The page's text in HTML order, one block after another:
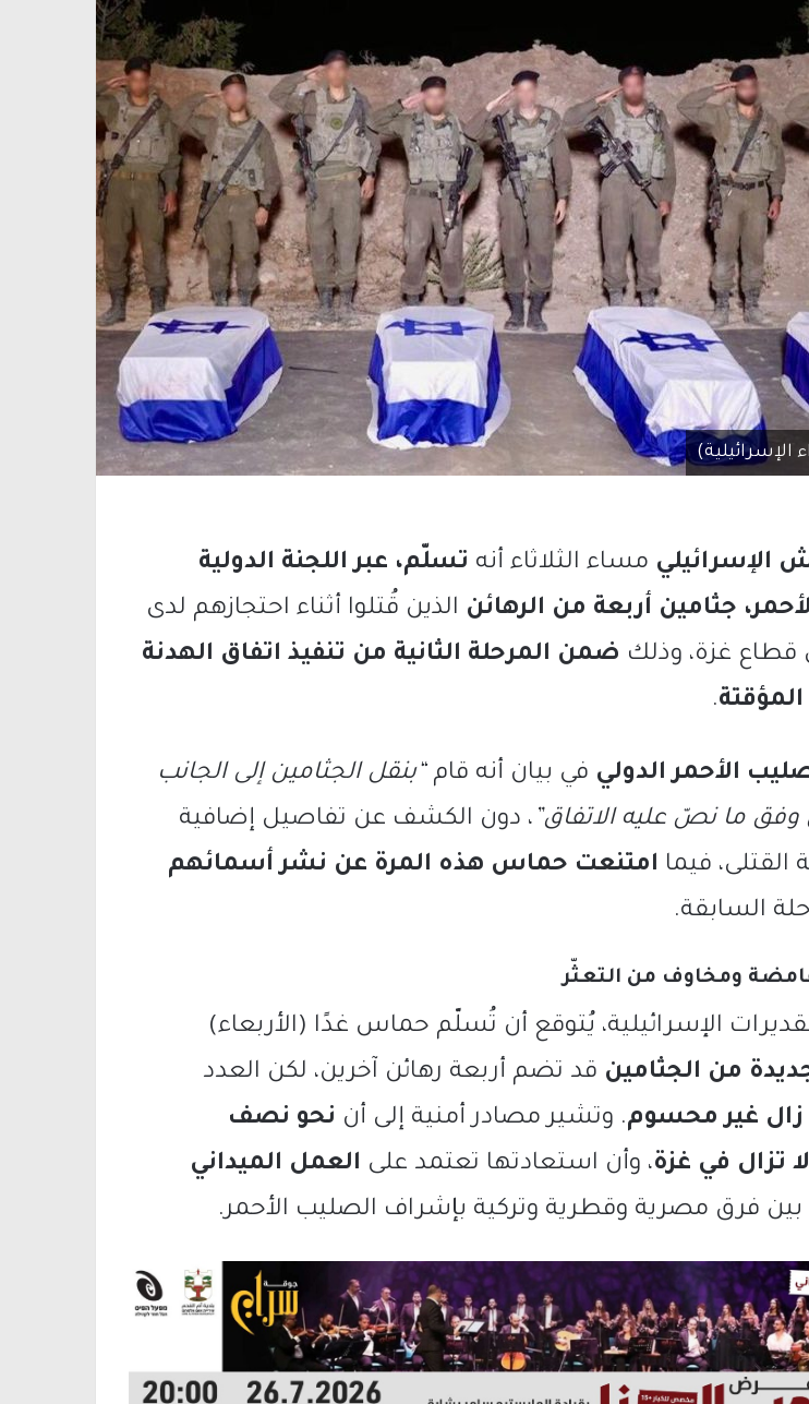
الإسرائيلية)
الإسرائيلي مساء الثلاثاء أنه تسلّم، عبر اللجنة الدولية
جثامين أربعة من الرهائن الذين قُتلوا أثناء احتجازهم لدى
غزة، وذلك ضمن المرحلة الثانية من تنفيذ اتفاق الهدنة
المؤقتة.
الأحمر الدولي في بيان أنه قام“بنقل الجثامين إلى الجانب
وفق ما نصّ عليه الاتفاق” ، دون الكشف عن تفاصيل إضافية
فيما امتنعت حماس هذه المرة عن نشر أسمائهم
السابقة.
ومخاوف من التعثّر
الإسرائيلية، يُتوقع أن تُسلّم حماس غدًا (الأربعاء)
من الجثامين قد تضم أربعة رهائن آخرين، لكن العدد
زال غير محسوم. وتشير مصادر أمنية إلى أن نحو نصف
تزال في غزة، وأن استعادتها تعتمد على العمل الميداني
بين فرق مصرية وقطرية وتركية بإشراف الصليب الأحمر.